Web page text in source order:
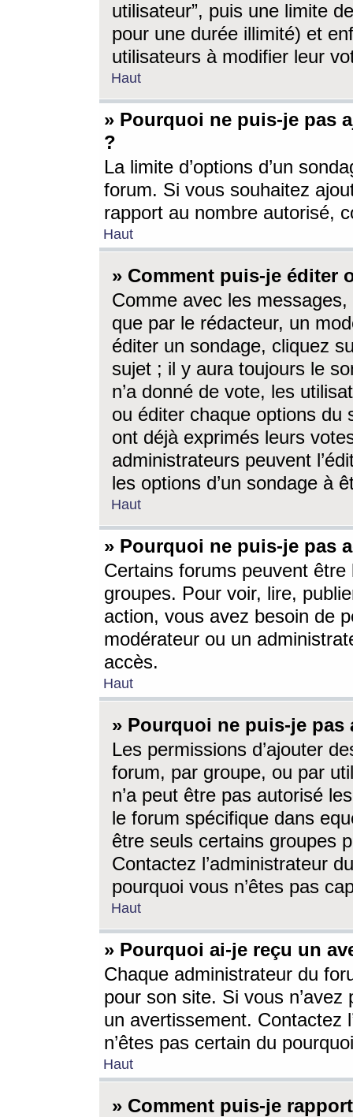
utilisateur”, puis une limite
pour une durée illimité) et
utilisateurs à modifier leur
Haut
» Pourquoi ne puis-je pas
?
La limite d’options d’un
forum. Si vous souhaitez
rapport au nombre autorisé,
Haut
» Comment puis-je éditer
Comme avec les
que par le rédacteur, un
éditer un sondage, cliquez
sujet ; il y aura toujours le
n’a donné de vote, les
ou éditer chaque options du
ont déjà exprimés leurs
administrateurs peuvent
les options d’un sondage à
Haut
» Pourquoi ne puis-je pas
Certains forums peuvent être
groupes. Pour voir, lire,
action, vous avez besoin de
modérateur ou un
accès.
Haut
» Pourquoi ne puis-je
Les permissions d’ajouter
forum, par groupe, ou par
n’a peut être pas autorisé
le forum spécifique dans
être seuls certains groupes
Contactez l’administrateur
pourquoi vous n’êtes pas
Haut
» Pourquoi ai-je reçu un
Chaque administrateur du
pour son site. Si vous
un avertissement. Contactez
n’êtes pas certain du
Haut
» Comment puis-je